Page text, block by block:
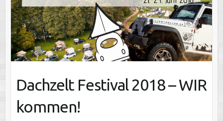
Dachzelt Festival 2018 – WIR
kommen!